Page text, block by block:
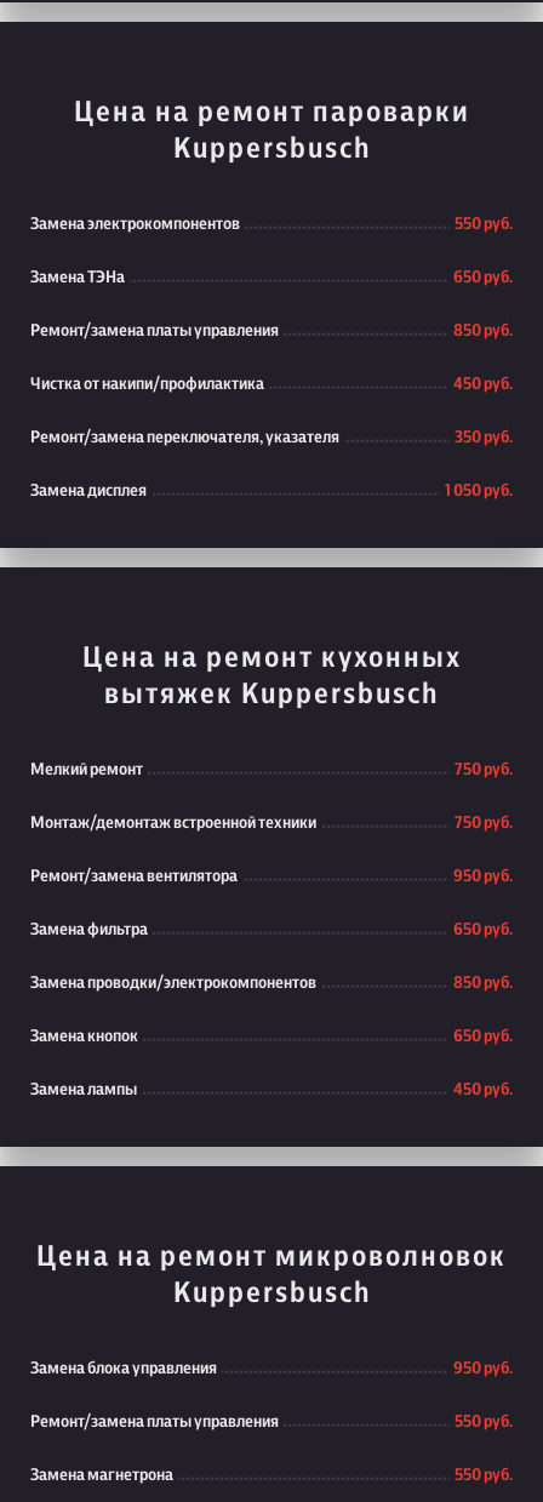
Цена на ремонт пароварки
Kuppersbusch
Замена электрокомпонентов 550 руб.
Замена ТЭНа 650 руб.
Ремонт/замена платы управления 850 руб.
Чистка от накипи/профилактика 450 руб.
Ремонт/замена переключателя, указателя 350 руб.
Замена дисплея 1 050 руб.
Цена на ремонт кухонных
вытяжек Kuppersbusch
Мелкий ремонт 750 руб.
Монтаж/демонтаж встроенной техники 750 руб.
Ремонт/замена вентилятора 950 руб.
Замена фильтра 650 руб.
Замена проводки/электрокомпонентов 850 руб.
Замена кнопок 650 руб.
Замена лампы 450 руб.
Цена на ремонт микроволновок
Kuppersbusch
Замена блока управления 950 руб.
Ремонт/замена платы управления 550 руб.
Замена магнетрона 550 руб.